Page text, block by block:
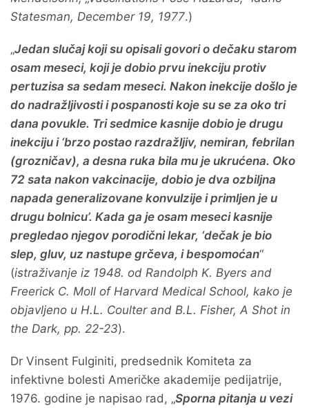
Statesman, December 19, 1977.)
„Jedan slučaj koji su opisali govori o dečaku starom
osam meseci, koji je dobio prvu inekciju protiv
pertuzisa sa sedam meseci. Nakon inekcije došlo je
do nadražljivosti i pospanosti koje su se za oko tri
dana povukle. Tri sedmice kasnije dobio je drugu
inekciju i ‘brzo postao razdražljiv, nemiran, febrilan
(grozničav), a desna ruka bila mu je ukrućena. Oko
72 sata nakon vakcinacije, dobio je dva ozbiljna
napada generalizovane konvulzije i primljen je u
drugu bolnicu’. Kada ga je osam meseci kasnije
pregledao njegov porodični lekar, ‘dečak je bio
slep, gluv, uz nastupe grčeva, i bespomoćan“
(istraživanje iz 1948. od Randolph K. Byers and
Freerick C. Moll of Harvard Medical School, kako je
objavljeno u H.L. Coulter and B.L. Fisher, A Shot in
the Dark, pp. 22-23).
Dr Vinsent Fulginiti, predsednik Komiteta za
infektivne bolesti Američke akademije pedijatrije,
1976. godine je napisao rad, „Sporna pitanja u vezi